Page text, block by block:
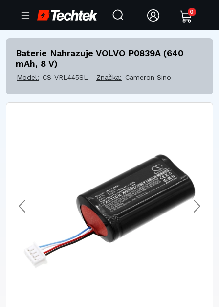
0
Baterie Nahrazuje VOLVO P0839A (640
mAh, 8 V)
Model: CS-VRL445SL Značka: Cameron Sino